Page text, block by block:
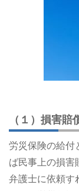
（１）損害
労災保険の給付
ば民事上の損害
弁護士に依頼す